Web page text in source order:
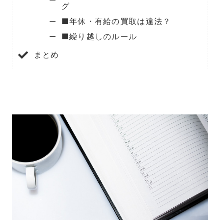
グ
■年休・有給の買取は違法？
■繰り越しのルール
まとめ